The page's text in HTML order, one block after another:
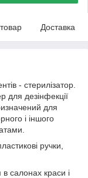
Доставка
- стерилізатор.
для дезінфекції
для
і іншого
ручки,
салонах краси і